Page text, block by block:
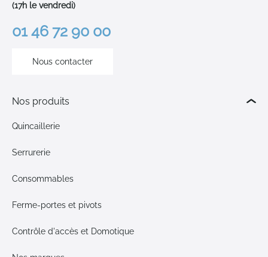
(17h le vendredi)
01 46 72 90 00
Nous contacter
Nos produits
Quincaillerie
Serrurerie
Consommables
Ferme-portes et pivots
Contrôle d'accès et Domotique